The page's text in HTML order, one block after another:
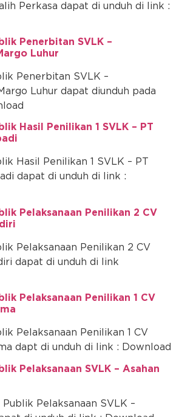
Perkasa dapat di unduh di link :
Penerbitan SVLK –
Luhur
Penerbitan SVLK –
Luhur dapat diunduh pada
Hasil Penilikan 1 SVLK – PT
Hasil Penilikan 1 SVLK – PT
dapat di unduh di link :
Pelaksanaan Penilikan 2 CV
Pelaksanaan Penilikan 2 CV
dapat di unduh di link
Pelaksanaan Penilikan 1 CV
Pelaksanaan Penilikan 1 CV
dapt di unduh di link : Download
Pelaksanaan SVLK – Asahan
Pelaksanaan SVLK –